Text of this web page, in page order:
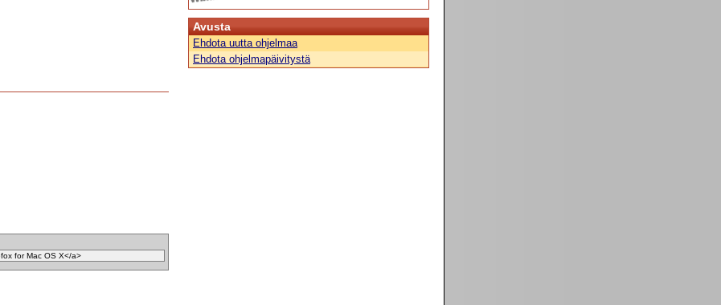
Avusta
Ehdota uutta ohjelmaa
Ehdota ohjelmapäivitystä